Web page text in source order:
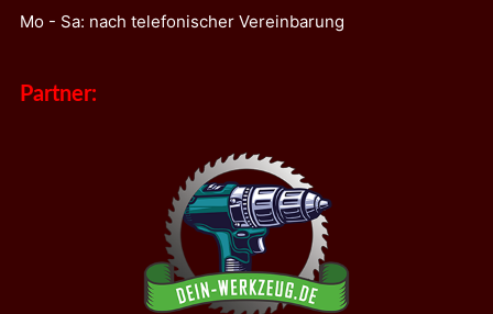
Mo - Sa: nach telefonischer Vereinbarung
Partner: